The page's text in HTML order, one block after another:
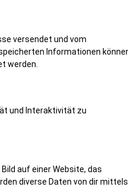
versendet und vom
Informationen
werden.
und Interaktivität zu
auf einer Website, das
diverse Daten von dir mittels